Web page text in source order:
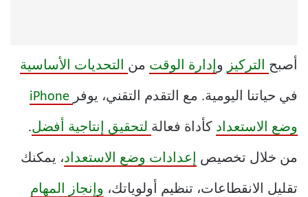
أصبح التركيز وإدارة الوقت من التحديات الأساسية
في حياتنا اليومية. مع التقدم التقني، يوفر iPhone
وضع الاستعداد كأداة فعالة لتحقيق إنتاجية أفضل.
من خلال تخصيص إعدادات وضع الاستعداد، يمكنك
تقليل الانقطاعات، تنظيم أولوياتك، وإنجاز المهام